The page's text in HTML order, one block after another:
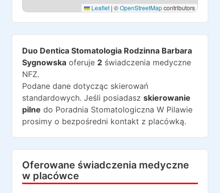
Leaflet | ©OpenStreetMapcontributors
Duo Dentica Stomatologia Rodzinna Barbara
Sygnowska oferuje 2 świadczenia medyczne
NFZ.
Podane dane dotycząc skierowań
standardowych. Jeśli posiadasz skierowanie
pilne do Poradnia Stomatologiczna W Pilawie
prosimy o bezpośredni kontakt z placówką.
Oferowane świadczenia medyczne
w placówce